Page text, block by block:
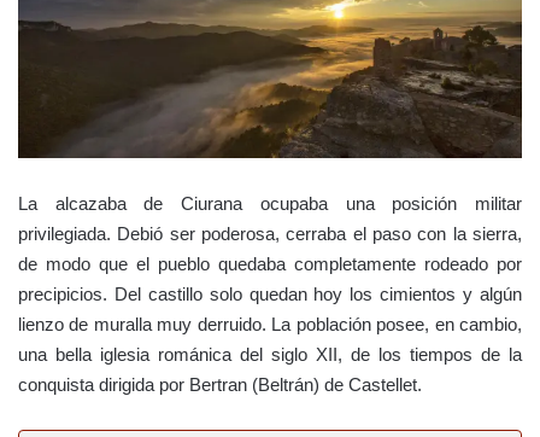
La alcazaba de Ciurana ocupaba una posición militar
privilegiada. Debió ser poderosa, cerraba el paso con la sierra,
de modo que el pueblo quedaba completamente rodeado por
precipicios. Del castillo solo quedan hoy los cimientos y algún
lienzo de muralla muy derruido. La población posee, en cambio,
una bella iglesia románica del siglo XII, de los tiempos de la
conquista dirigida por Bertran (Beltrán) de Castellet.